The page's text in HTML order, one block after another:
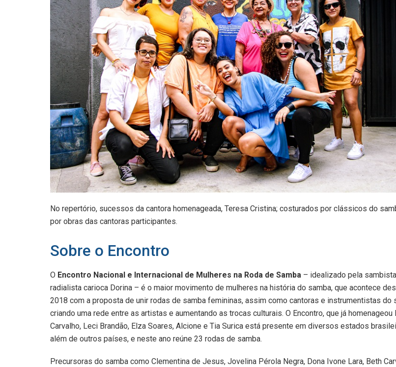
No repertório, sucessos da cantora homenageada, Teresa Cristina; costurados por clássicos do
por obras das cantoras participantes.
Sobre o Encontro
O Encontro Nacional e Internacional de Mulheres na Roda de Samba – idealizado pela
radialista carioca Dorina – é o maior movimento de mulheres na história do samba, que acontece
2018 com a proposta de unir rodas de samba femininas, assim como cantoras e instrumentistas do
criando uma rede entre as artistas e aumentando as trocas culturais. O Encontro, que já homenageou
Carvalho, Leci Brandão, Elza Soares, Alcione e Tia Surica está presente em diversos estados
além de outros países, e neste ano reúne 23 rodas de samba.
Precursoras do samba como Clementina de Jesus, Jovelina Pérola Negra, Dona Ivone Lara, Beth